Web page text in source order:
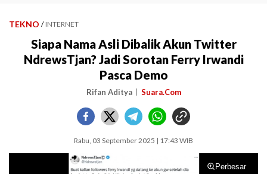
TEKNO / INTERNET
Siapa Nama Asli Dibalik Akun Twitter
NdrewsTjan? Jadi Sorotan Ferry Irwandi
Pasca Demo
Rifan Aditya Suara.Com
Rabu, 03 September 2025 | 17:43 WIB
Perbesar